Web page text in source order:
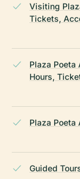
Visiting
Tickets,
Plaza
Hours,
Plaza
Guided